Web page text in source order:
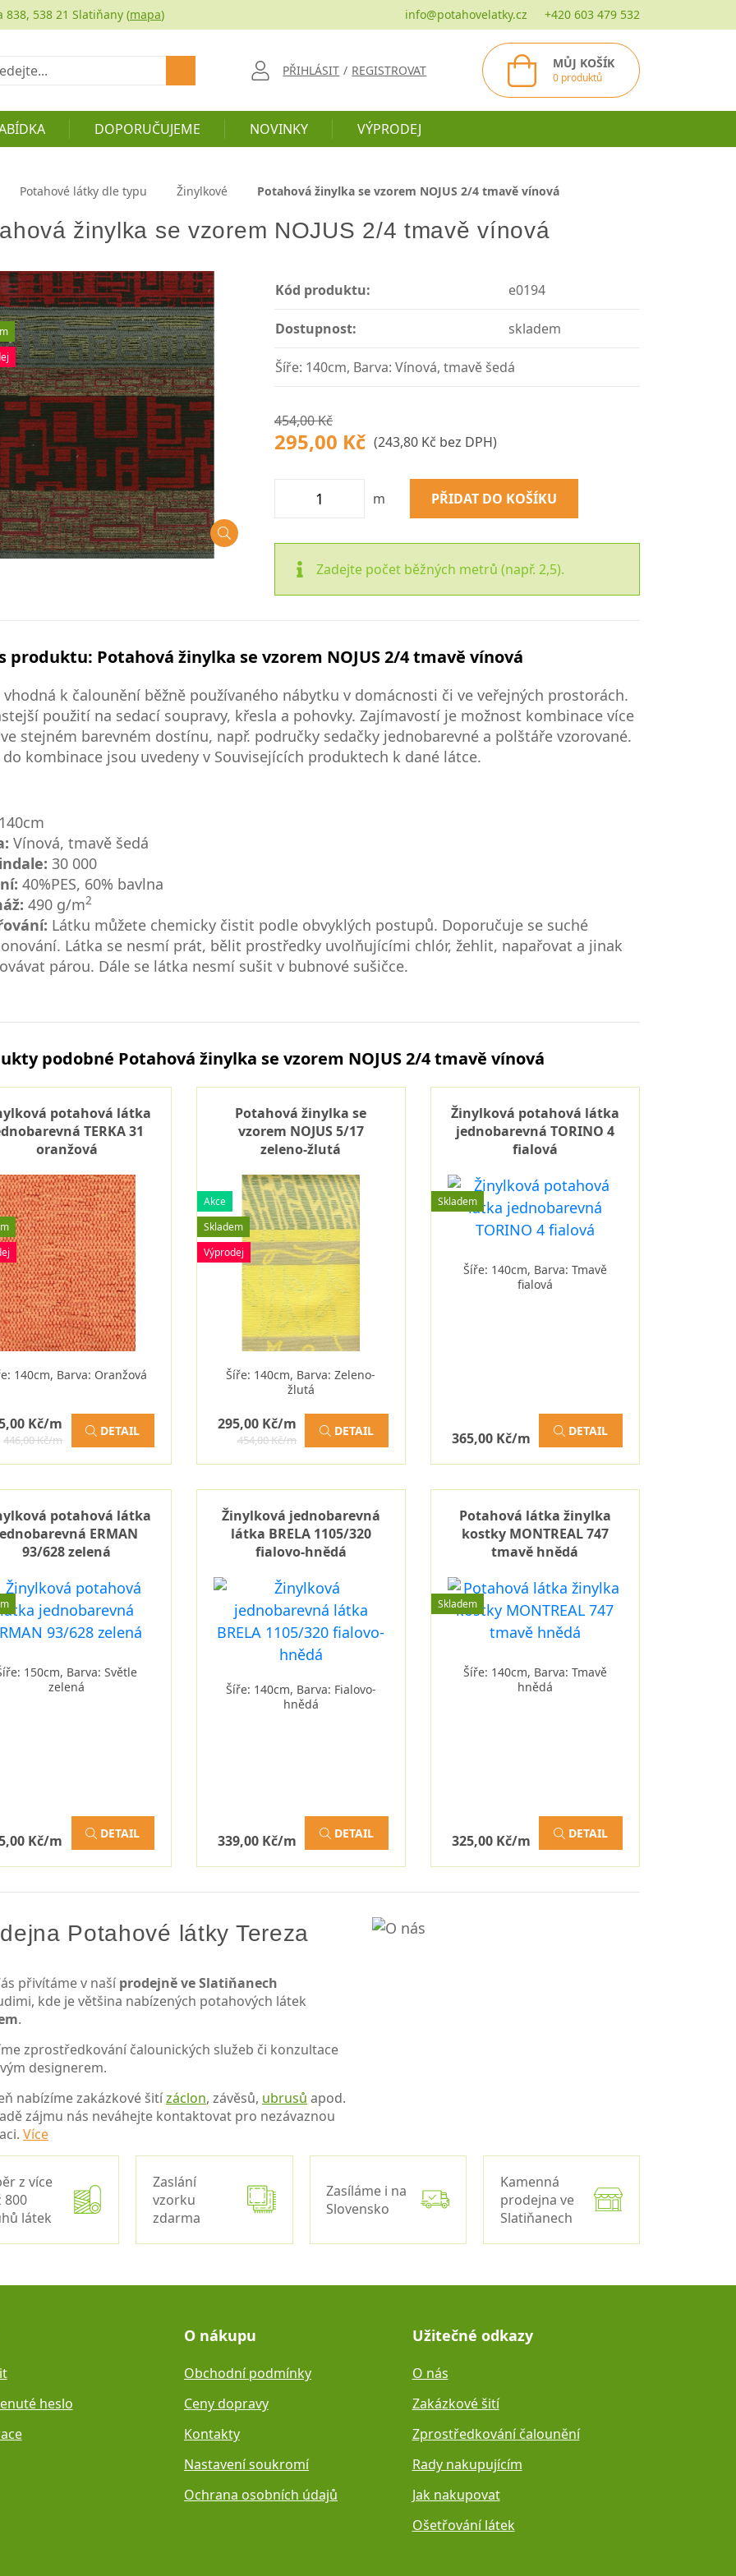
838, 538 21 Slatiňany (mapa) info@potahovelatky.cz +420 603 479 532
PŘIHLÁSIT / REGISTROVAT MŮJ KOŠÍK
0 produktů
DOPORUČUJEME NOVINKY VÝPRODEJ
Potahové látky dle typu Žinylkové Potahová žinylka se vzorem NOJUS 2/4 tmavě vínová
žinylka se vzorem NOJUS 2/4 tmavě vínová
Kód produktu: e0194
Dostupnost: skladem
Šíře: 140cm, Barva: Vínová, tmavě šedá
454,00 Kč
295,00 Kč (243,80 Kč bez DPH)
m PŘIDAT DO KOŠÍKU
Zadejte počet běžných metrů (např. 2,5).
produktu: Potahová žinylka se vzorem NOJUS 2/4 tmavě vínová
vhodná k čalounění běžně používaného nábytku v domácnosti či ve veřejných prostorách.
použití na sedací soupravy, křesla a pohovky. Zajímavostí je možnost kombinace více
stejném barevném dostínu, např. područky sedačky jednobarevné a polštáře vzorované.
do kombinace jsou uvedeny v Souvisejících produktech k dané látce.
Vínová, tmavě šedá
30 000
40%PES, 60% bavlna
490 g/m2
Látku můžete chemicky čistit podle obvyklých postupů. Doporučuje se suché
Látka se nesmí prát, bělit prostředky uvolňujícími chlór, žehlit, napařovat a jinak
párou. Dále se látka nesmí sušit v bubnové sušičce.
podobné Potahová žinylka se vzorem NOJUS 2/4 tmavě vínová
potahová látka
TERKA 31
oranžová
140cm, Barva: Oranžová
Kč/m
446,00 Kč/m
DETAIL
Potahová žinylka se
vzorem NOJUS 5/17
zeleno-žlutá
Akce
Skladem
Výprodej
Šíře: 140cm, Barva: Zeleno-
žlutá
295,00 Kč/m
454,00 Kč/m
DETAIL
Žinylková potahová látka
jednobarevná TORINO 4
fialová
Skladem
Šíře: 140cm, Barva: Tmavě
fialová
365,00 Kč/m DETAIL
potahová látka
ERMAN
93/628 zelená
150cm, Barva: Světle
zelená
Kč/m DETAIL
Žinylková jednobarevná
látka BRELA 1105/320
fialovo-hnědá
Šíře: 140cm, Barva: Fialovo-
hnědá
339,00 Kč/m DETAIL
Potahová látka žinylka
kostky MONTREAL 747
tmavě hnědá
Skladem
Šíře: 140cm, Barva: Tmavě
hnědá
325,00 Kč/m DETAIL
Potahové látky Tereza
přivítáme v naší prodejně ve Slatiňanech
kde je většina nabízených potahových látek
.
zprostředkování čalounických služeb či konzultace
designerem.
nabízíme zakázkové šitízáclon, závěsů, ubrusů apod.
zájmu nás neváhejte kontaktovat pro nezávaznou
Více
z více
800
látek
Zaslání
vzorku
zdarma
Zasíláme i na
Slovensko
Kamenná
prodejna ve
Slatiňanech
heslo
O nákupu
Obchodní podmínky
Ceny dopravy
Kontakty
Nastavení soukromí
Ochrana osobních údajů
Užitečné odkazy
O nás
Zakázkové šití
Zprostředkování čalounění
Rady nakupujícím
Jak nakupovat
Ošetřování látek